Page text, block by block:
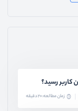
زمان مطالعه: 20 دقیقه